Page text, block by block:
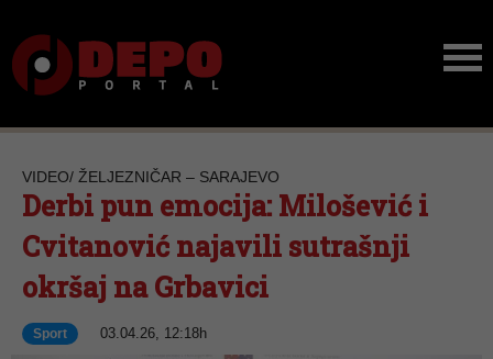
VIDEO/ ŽELJEZNIČAR – SARAJEVO
Derbi pun emocija: Milošević i
Cvitanović najavili sutrašnji
okršaj na Grbavici
Sport 03.04.26, 12:18h